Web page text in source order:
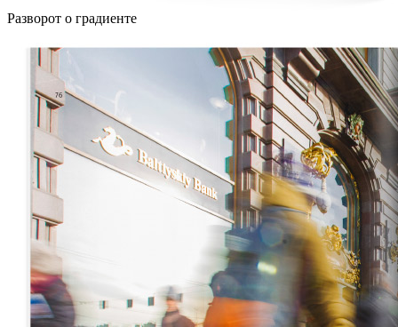
Разворот о градиенте